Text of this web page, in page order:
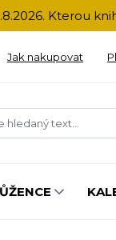
Kterou
Jak nakupovat